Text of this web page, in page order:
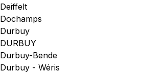
Deiffelt
Dochamps
Durbuy
DURBUY
Durbuy-Bende
Durbuy - Wéris